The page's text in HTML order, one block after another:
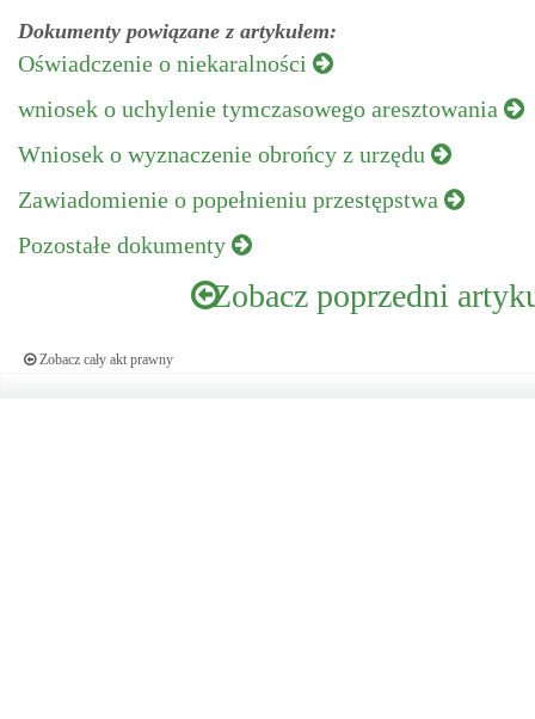
Dokumenty powiązane z artykułem:
Oświadczenie o niekaralności
wniosek o uchylenie tymczasowego aresztowania
Wniosek o wyznaczenie obrońcy z urzędu
Zawiadomienie o popełnieniu przestępstwa
Pozostałe dokumenty
Zobacz poprzedni
Zobacz cały akt prawny